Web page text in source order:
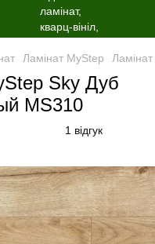
Ламінат MyStep
Sky Дуб
MS310
1 відгук